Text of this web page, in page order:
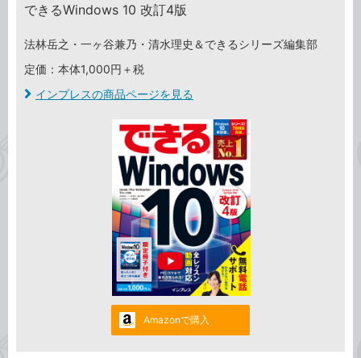
できるWindows 10 改訂4版
法林岳之・一ヶ谷兼乃・清水理史＆できるシリーズ編集部
定価：本体1,000円＋税
インプレスの商品ページを見る
Amazonで購入